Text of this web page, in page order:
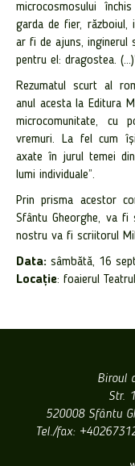
microcosmosului
garda de fier, războiul,
ar fi de ajuns, inginerul
pentru el: dragostea. (…)
Rezumatul scurt al
anul acesta la Editura
microcomunitate, cu
vremuri. La fel cum
axate în jurul temei
lumi individuale”.
Prin prisma acestor
Sfântu Gheorghe, va fi
nostru va fi scriitorul
Data: sâmbătă, 16
Locaţie: foaierul
Biroul
Str.
520008 Sfântu
Tel./fax: